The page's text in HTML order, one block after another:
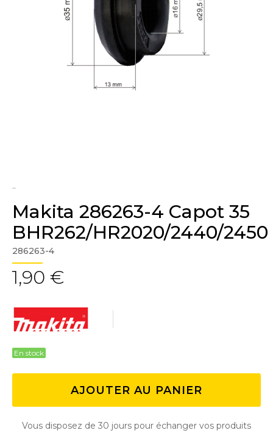
..
Makita 286263-4 Capot 35
BHR262/HR2020/2440/2450
286263-4
1,90 €
En stock
AJOUTER AU PANIER
Vous disposez de 30 jours pour échanger vos produits